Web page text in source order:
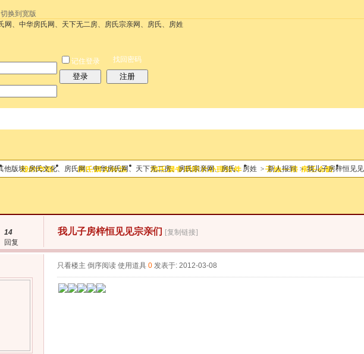
切换到宽版
记住登录
登录
找回密码
注册
我的空间 房氏网农牧场 房氏网专用图片处理软件 天地一房 房氏会歌
帖子
搜索
房氏文化、房氏网、中华房氏网、天下无二房、房氏宗亲网、房氏、房姓 > 新人报到 > 我儿子房梓恒见
14
回复
我儿子房梓恒见见宗亲们 [复制链接]
只看楼主 倒序阅读 使用道具 0 发表于: 2012-03-08